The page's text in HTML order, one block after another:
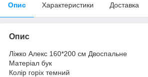
Опис Характеристики Доставка
Опис
Ліжко Алекс 160*200 см Двоспальне
Матеріал бук
Колір горіх темний